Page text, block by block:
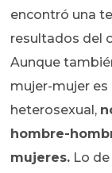
encontró una
resultados del
Aunque
mujer-mujer
heterosexual,
hombre-
mujeres. Lo